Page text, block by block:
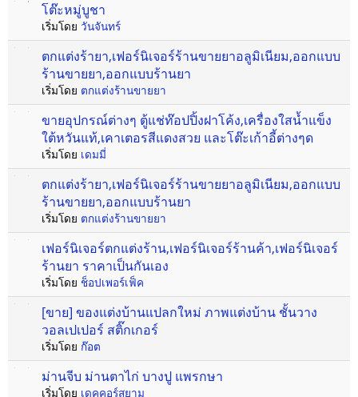
โต๊ะหมู่บูชา
เริ่มโดย วันจันทร์
ตกแต่งร้ายา,เฟอร์นิเจอร์ร้านขายยาอลูมิเนียม,ออกแบบ
ร้านขายยา,ออกแบบร้านยา
เริ่มโดย ตกแต่งร้านขายยา
ขายอุปกรณ์ต่างๆ ตู้แช่ท๊อปปิ้งฝาโค้ง,เครื่องใสน้ำแข็ง
ใต้หวันแท้,เคาเตอรสีแดงสวย และโต๊ะเก้าอี้ต่างๆด
เริ่มโดย เดมมี่
ตกแต่งร้ายา,เฟอร์นิเจอร์ร้านขายยาอลูมิเนียม,ออกแบบ
ร้านขายยา,ออกแบบร้านยา
เริ่มโดย ตกแต่งร้านขายยา
เฟอร์นิเจอร์ตกแต่งร้าน,เฟอร์นิเจอร์ร้านค้า,เฟอร์นิเจอร์
ร้านยา ราคาเป็นกันเอง
เริ่มโดย ช็อปเพอร์เฟ็ค
[ขาย] ของแต่งบ้านแปลกใหม่ ภาพแต่งบ้าน ชั้นวาง
วอลเปเปอร์ สติ๊กเกอร์
เริ่มโดย ก๊อต
ม่านจีบ ม่านตาไก่ บางปู แพรกษา
เริ่มโดย เดคคอร์สยาม